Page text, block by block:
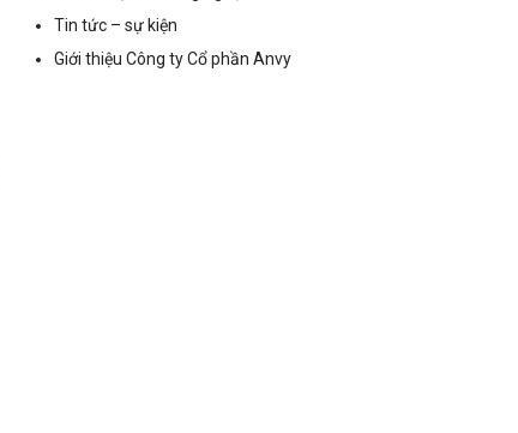
Tin tức – sự kiện
Giới thiệu Công ty Cổ phần Anvy